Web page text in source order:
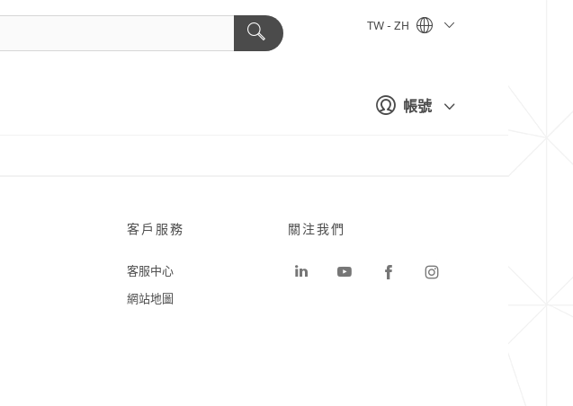
帳號
TW - ZH
客戶服務
客服中心
網站地圖
關注我們